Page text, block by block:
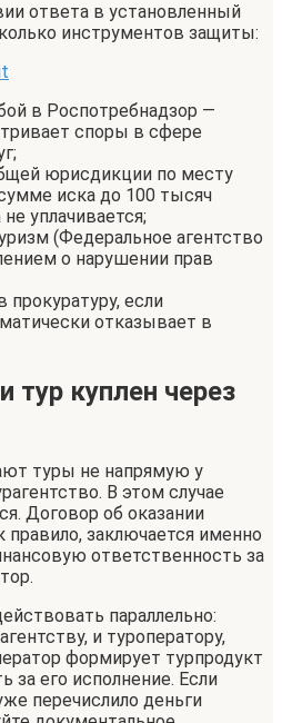
ответа в установленный
инструментов защиты:
в Роспотребнадзор —
споры в сфере
юрисдикции по месту
иска до 100 тысяч
уплачивается;
(Федеральное агентство
о нарушении прав
прокуратуру, если
отказывает в
тур куплен через
туры не напрямую у
В этом случае
Договор об оказании
правило, заключается именно
ответственность за
параллельно:
и туроператору,
формирует турпродукт
за его исполнение. Если
перечислило деньги